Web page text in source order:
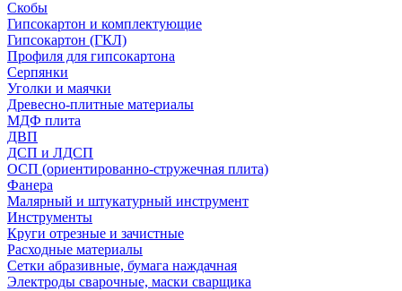
Скобы
Гипсокартон и комплектующие
Гипсокартон (ГКЛ)
Профиля для гипсокартона
Серпянки
Уголки и маячки
Древесно-плитные материалы
МДФ плита
ДВП
ДСП и ЛДСП
ОСП (ориентированно-стружечная плита)
Фанера
Малярный и штукатурный инструмент
Инструменты
Круги отрезные и зачистные
Расходные материалы
Сетки абразивные, бумага наждачная
Электроды сварочные, маски сварщика